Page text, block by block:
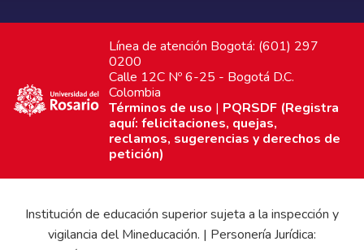
Línea de atención Bogotá: (601) 297
0200
Calle 12C Nº 6-25 - Bogotá D.C.
Colombia
Términos de uso | PQRSDF (Registra
aquí: felicitaciones, quejas,
reclamos, sugerencias y derechos de
petición)
Institución de educación superior sujeta a la inspección y
vigilancia del Mineducación. | Personería Jurídica: